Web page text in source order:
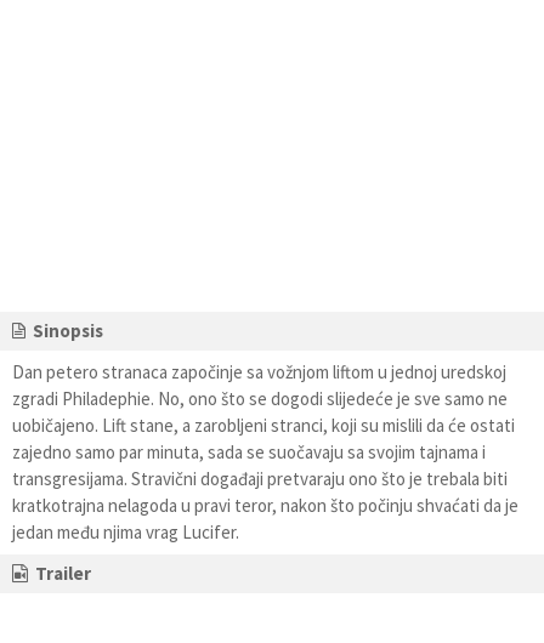
Sinopsis
Dan petero stranaca započinje sa vožnjom liftom u jednoj uredskoj
zgradi Philadephie. No, ono što se dogodi slijedeće je sve samo ne
uobičajeno. Lift stane, a zarobljeni stranci, koji su mislili da će ostati
zajedno samo par minuta, sada se suočavaju sa svojim tajnama i
transgresijama. Stravični događaji pretvaraju ono što je trebala biti
kratkotrajna nelagoda u pravi teror, nakon što počinju shvaćati da je
jedan među njima vrag Lucifer.
Trailer